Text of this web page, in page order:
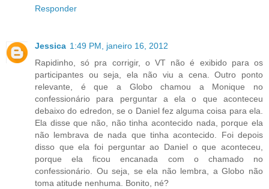
Responder
Jessica 1:49 PM, janeiro 16, 2012
Rapidinho, só pra corrigir, o VT não é exibido para os
participantes ou seja, ela não viu a cena. Outro ponto
relevante, é que a Globo chamou a Monique no
confessionário para perguntar a ela o que aconteceu
debaixo do edredon, se o Daniel fez alguma coisa para ela.
Ela disse que não, não tinha acontecido nada, porque ela
não lembrava de nada que tinha acontecido. Foi depois
disso que ela foi perguntar ao Daniel o que aconteceu,
porque ela ficou encanada com o chamado no
confessionário. Ou seja, se ela não lembra, a Globo não
toma atitude nenhuma. Bonito, né?